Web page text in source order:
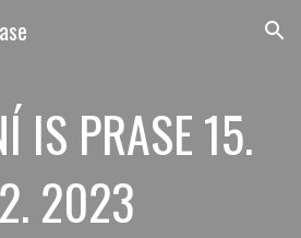
Skip to navigation
IS PRASE 15.
2023